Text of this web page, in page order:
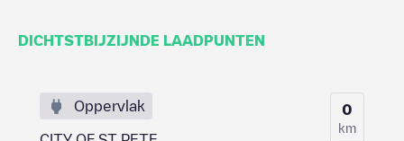
DICHTSTBIJZIJNDE LAADPUNTEN
Oppervlak 0
km